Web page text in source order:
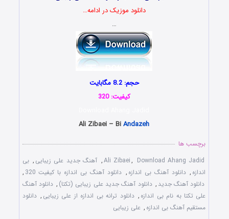
دانلود موزیک در ادامه…
…
حجم: 8.2 مگابایت
کیفیت: 320
Ali Zibaei – BiAndazeh
برچسب ها
Ali Zibaei, Download Ahang Jadid
, آهنگ جدید علی زیبایی , بی
اندازه , دانلود آهنگ بی اندازه , دانلود آهنگ بی اندازه با کیفیت 320
,
دانلود آهنگ جدید , دانلود آهنگ جدید علی زیبایی (تکتا) , دانلود آهنگ
علی تکتا به نام بی اندازه , دانلود ترانه بی اندازه از علی زیبایی , دانلود
مستقیم آهنگ بی اندازه , علی زیبایی